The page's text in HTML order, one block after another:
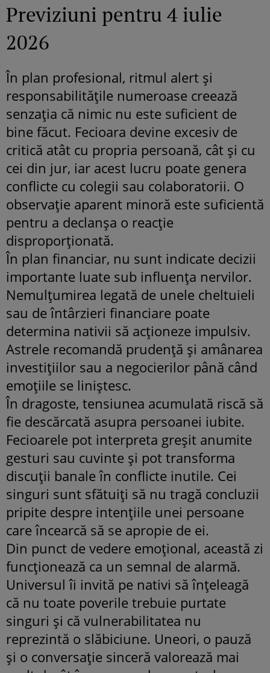
Previziuni pentru 4 iulie
2026
În plan profesional, ritmul alert și
responsabilitățile numeroase creează
senzația că nimic nu este suficient de
bine făcut. Fecioara devine excesiv de
critică atât cu propria persoană, cât și cu
cei din jur, iar acest lucru poate genera
conflicte cu colegii sau colaboratorii. O
observație aparent minoră este suficientă
pentru a declanșa o reacție
disproporționată.
În plan financiar, nu sunt indicate decizii
importante luate sub influența nervilor.
Nemulțumirea legată de unele cheltuieli
sau de întârzieri financiare poate
determina nativii să acționeze impulsiv.
Astrele recomandă prudență și amânarea
investițiilor sau a negocierilor până când
emoțiile se liniștesc.
În dragoste, tensiunea acumulată riscă să
fie descărcată asupra persoanei iubite.
Fecioarele pot interpreta greșit anumite
gesturi sau cuvinte și pot transforma
discuții banale în conflicte inutile. Cei
singuri sunt sfătuiți să nu tragă concluzii
pripite despre intențiile unei persoane
care încearcă să se apropie de ei.
Din punct de vedere emoțional, această zi
funcționează ca un semnal de alarmă.
Universul îi invită pe nativi să înțeleagă
că nu toate poverile trebuie purtate
singuri și că vulnerabilitatea nu
reprezintă o slăbiciune. Uneori, o pauză
și o conversație sinceră valorează mai